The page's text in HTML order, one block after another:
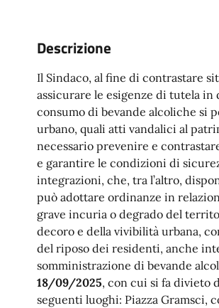
Descrizione
Il Sindaco, al fine di contrastare
assicurare le esigenze di tutela
consumo di bevande alcoliche si
urbano, quali atti vandalici al
necessario prevenire e
e garantire le condizioni di
integrazioni, che, tra l’altro,
può adottare ordinanze in
grave incuria o degrado del
decoro e della vivibilità urbana,
del riposo dei residenti, anche
somministrazione di bevande
18/09/2025, con cui si fa divieto
seguenti luoghi: Piazza Gramsci,